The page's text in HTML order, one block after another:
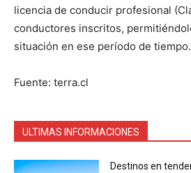
licencia de conducir profesional
conductores inscritos,
situación en ese período de tiempo.
Fuente: terra.cl
ULTIMAS INFORMACIONES
Destinos en